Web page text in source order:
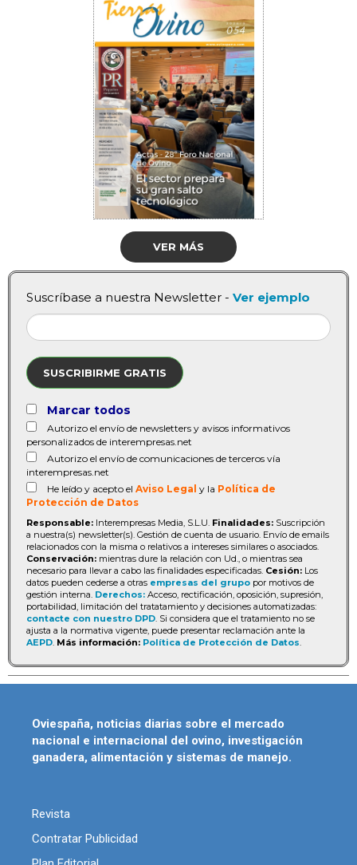
VER MÁS
Suscríbase a nuestra Newsletter - Ver ejemplo
SUSCRIBIRME GRATIS
Marcar todos
Autorizo el envío de newsletters y avisos informativos
personalizados de interempresas.net
Autorizo el envío de comunicaciones de terceros vía
interempresas.net
He leído y acepto el Aviso Legal y la Política de
Protección de Datos
Responsable: Interempresas Media, S.L.U. Finalidades: Suscripción
a nuestra(s) newsletter(s). Gestión de cuenta de usuario. Envío de emails
relacionados con la misma o relativos a intereses similares o asociados.
Conservación: mientras dure la relación con Ud., o mientras sea
necesario para llevar a cabo las finalidades especificadas. Cesión: Los
datos pueden cederse a otras empresas del grupo por motivos de
gestión interna. Derechos: Acceso, rectificación, oposición, supresión,
portabilidad, limitación del tratatamiento y decisiones automatizadas:
contacte con nuestro DPD . Si considera que el tratamiento no se
ajusta a la normativa vigente, puede presentar reclamación ante la
AEPD Más información: Política de Protección de Datos
Oviespaña, noticias diarias sobre el mercado
nacional e internacional del ovino, investigación
ganadera, alimentación y sistemas de manejo.
Revista
Contratar Publicidad